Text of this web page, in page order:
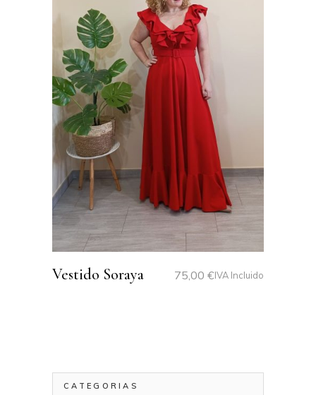
Vestido Soraya 75,00 €IVA Incluido
CATEGORIAS